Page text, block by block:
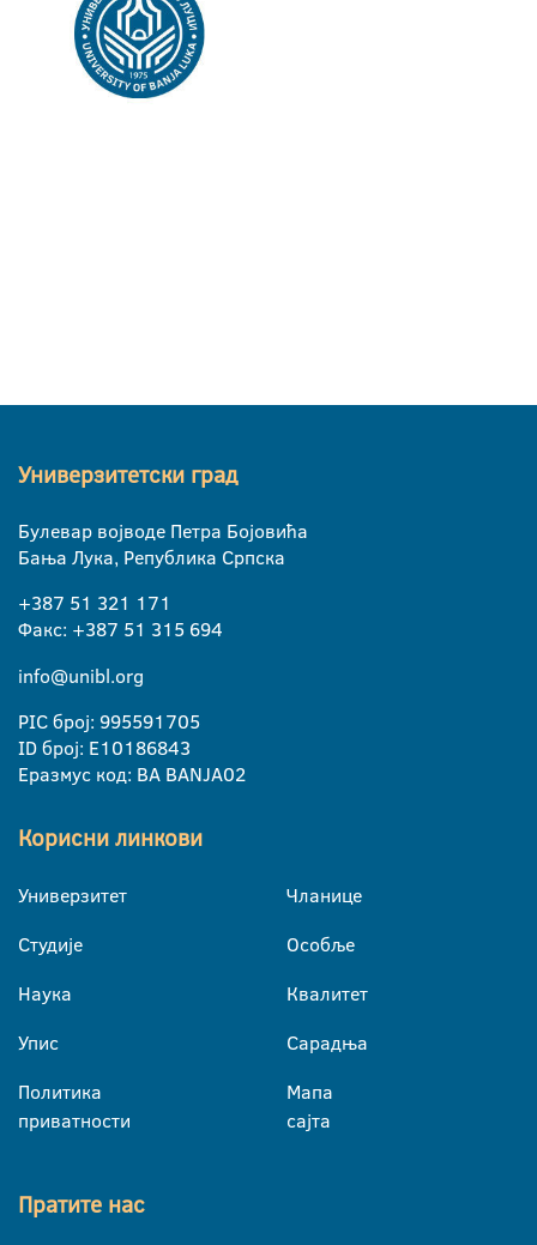
Универзитетски град
Булевар војводе Петра Бојовића
Бања Лука, Република Српска
+387 51 321 171
Факс: +387 51 315 694
info@unibl.org
PIC број: 995591705
ID број: E10186843
Еразмус код: BA BANJA02
Корисни линкови
Универзитет
Студије
Наука
Упис
Политика
приватности
Чланице
Особље
Квалитет
Сарадња
Мапа
сајта
Пратите нас